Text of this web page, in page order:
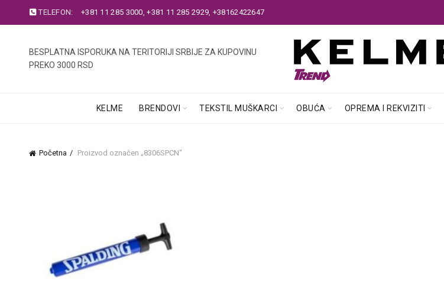
TELEFON: +381 11 285 3000,+381 11 285 2929, +38162422647
BESPLATNA ISPORUKA NA TERITORIJI SRBIJE ZA KUPOVINU
PREKO 3000 RSD
KELME BRENDOVI TEKSTIL MUŠKARCI OBUĆA OPREMA I REKVIZITI
Početna Proizvod označen „8306SPCN“